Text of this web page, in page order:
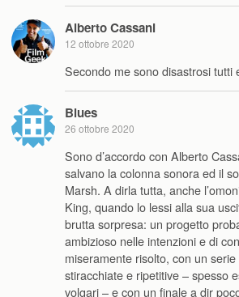
Alberto Cassani
12 ottobre 2020
Secondo me sono disastrosi tutti
Blues
26 ottobre 2020
Sono d’accordo con Alberto
salvano la colonna sonora ed il
Marsh. A dirla tutta, anche
King, quando lo lessi alla sua
brutta sorpresa: un progetto
ambizioso nelle intenzioni e di
miseramente risolto, con un
stiracchiate e ripetitive – spesso
volgari – e con un finale a dir